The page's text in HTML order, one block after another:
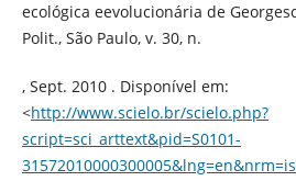
ecológica eevolucionária de
Polit., São Paulo, v. 30, n.
, Sept. 2010 . Disponível em:
<http://www.scielo.br/scielo.php?
script=sci_arttext&pid=S0101-